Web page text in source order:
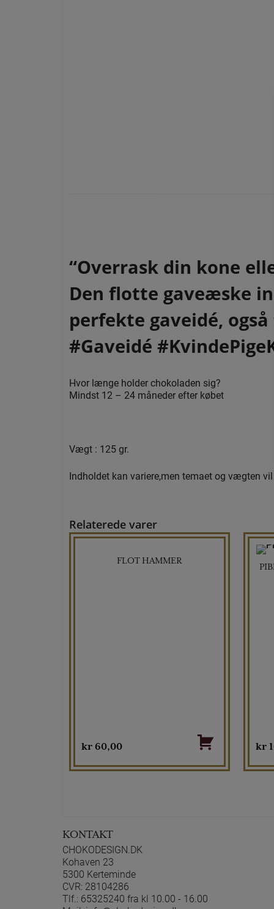
“Overrask din kone
Den flotte gaveæske
perfekte gaveidé,
#Gaveidé
Hvor længe holder chokoladen sig?
Mindst 12 – 24 måneder efter købet
Vægt : 125 gr.
Indholdet kan variere,men temaet og vægten
Relaterede varer
FLOT HAMMER
kr 60,00 kr
KONTAKT
CHOKODESIGN.DK
Kohaven 23
5300 Kerteminde
CVR: 28104286
Tlf.: 65325240 fra kl 10.00 - 16.00